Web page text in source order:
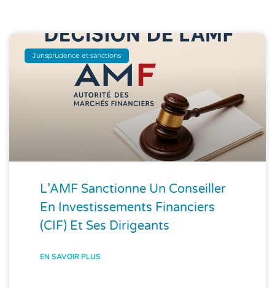
Jurisprudence et sanctions
L’AMF Sanctionne Un Conseiller
En Investissements Financiers
(CIF) Et Ses Dirigeants
EN SAVOIR PLUS